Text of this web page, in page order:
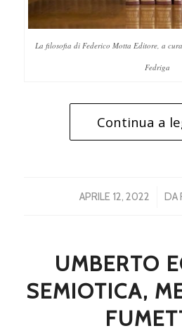
La filosofia di Federico Motta Editore, a
Fedriga
Continua a
APRILE 12, 2022
/ DA
UMBERTO
SEMIOTICA,